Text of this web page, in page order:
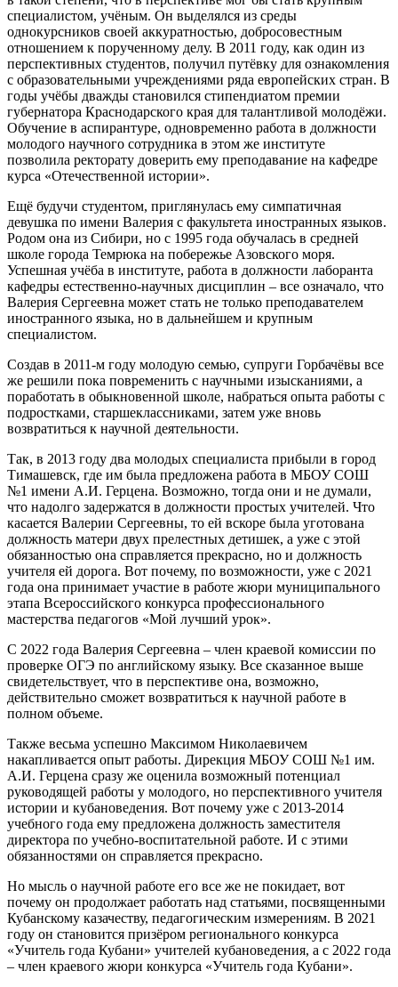
специалистом, учёным. Он выделялся из среды
однокурсников своей аккуратностью, добросовестным
отношением к порученному делу. В 2011 году, как один из
перспективных студентов, получил путёвку для ознакомления
с образовательными учреждениями ряда европейских стран. В
годы учёбы дважды становился стипендиатом премии
губернатора Краснодарского края для талантливой молодёжи.
Обучение в аспирантуре, одновременно работа в должности
молодого научного сотрудника в этом же институте
позволила ректорату доверить ему преподавание на кафедре
курса «Отечественной истории».
Ещё будучи студентом, приглянулась ему симпатичная
девушка по имени Валерия с факультета иностранных языков.
Родом она из Сибири, но с 1995 года обучалась в средней
школе города Темрюка на побережье Азовского моря.
Успешная учёба в институте, работа в должности лаборанта
кафедры естественно-научных дисциплин – все означало, что
Валерия Сергеевна может стать не только преподавателем
иностранного языка, но в дальнейшем и крупным
специалистом.
Создав в 2011-м году молодую семью, супруги Горбачёвы все
же решили пока повременить с научными изысканиями, а
поработать в обыкновенной школе, набраться опыта работы с
подростками, старшеклассниками, затем уже вновь
возвратиться к научной деятельности.
Так, в 2013 году два молодых специалиста прибыли в город
Тимашевск, где им была предложена работа в МБОУ СОШ
№1 имени А.И. Герцена. Возможно, тогда они и не думали,
что надолго задержатся в должности простых учителей. Что
касается Валерии Сергеевны, то ей вскоре была уготована
должность матери двух прелестных детишек, а уже с этой
обязанностью она справляется прекрасно, но и должность
учителя ей дорога. Вот почему, по возможности, уже с 2021
года она принимает участие в работе жюри муниципального
этапа Всероссийского конкурса профессионального
мастерства педагогов «Мой лучший урок».
С 2022 года Валерия Сергеевна – член краевой комиссии по
проверке ОГЭ по английскому языку. Все сказанное выше
свидетельствует, что в перспективе она, возможно,
действительно сможет возвратиться к научной работе в
полном объеме.
Также весьма успешно Максимом Николаевичем
накапливается опыт работы. Дирекция МБОУ СОШ №1 им.
А.И. Герцена сразу же оценила возможный потенциал
руководящей работы у молодого, но перспективного учителя
истории и кубановедения. Вот почему уже с 2013-2014
учебного года ему предложена должность заместителя
директора по учебно-воспитательной работе. И с этими
обязанностями он справляется прекрасно.
Но мысль о научной работе его все же не покидает, вот
почему он продолжает работать над статьями, посвященными
Кубанскому казачеству, педагогическим измерениям. В 2021
году он становится призёром регионального конкурса
«Учитель года Кубани» учителей кубановедения, а с 2022 года
– член краевого жюри конкурса «Учитель года Кубани».